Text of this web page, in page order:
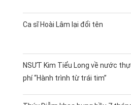
Ca sĩ Hoài Lâm lại đổi tên
NSƯT Kim Tiểu Long về nước
phí “Hành trình từ trái tim”